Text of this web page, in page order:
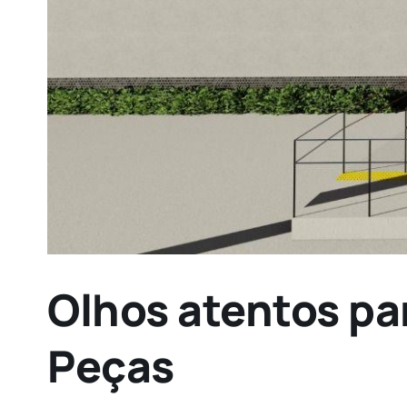
Olhos atentos
Peças